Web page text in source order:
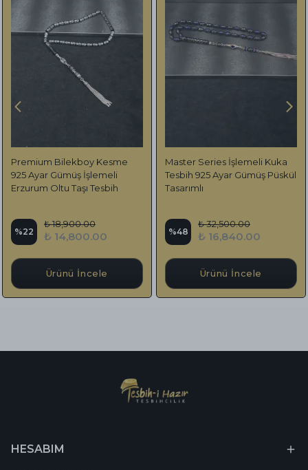
Premium Bilekboy Kesme
925 Ayar Gümüş İşlemeli
Erzurum Oltu Taşı Tesbih
%22
₺ 18,900.00
₺ 14,800.00
Ürünü İncele
Master Series İşlemeli Kuka
Tesbih 925 Ayar Gümüş Püskül
Tasarımlı
%48
₺ 32,500.00
₺ 16,840.00
Ürünü İncele
HESABIM